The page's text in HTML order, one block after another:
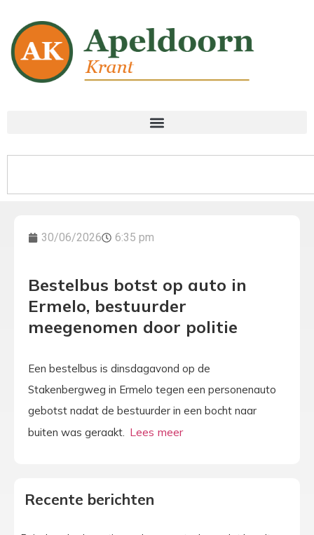
30/06/2026 6:35 pm
Bestelbus botst op auto in
Ermelo, bestuurder
meegenomen door politie
Een bestelbus is dinsdagavond op de
Stakenbergweg in Ermelo tegen een personenauto
gebotst nadat de bestuurder in een bocht naar
buiten was geraakt.
Recente berichten